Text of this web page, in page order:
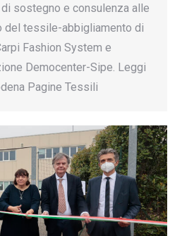
sostegno e consulenza alle
del tessile-abbigliamento di
Fashion System e
Democenter-Sipe. Leggi
Pagine Tessili